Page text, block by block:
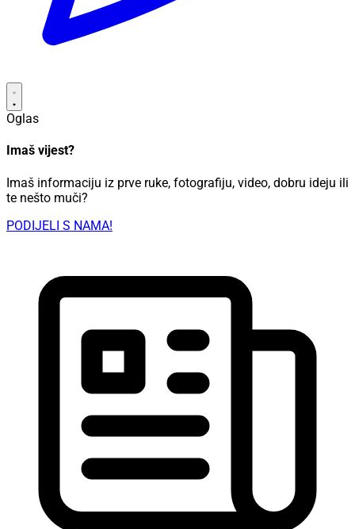
Oglas
Imaš vijest?
Imaš informaciju iz prve ruke, fotografiju, video, dobru ideju ili
te nešto muči?
PODIJELI S NAMA!